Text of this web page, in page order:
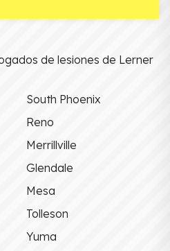
de lesiones de Lerner
South Phoenix
Reno
Merrillville
Glendale
Mesa
Tolleson
Yuma